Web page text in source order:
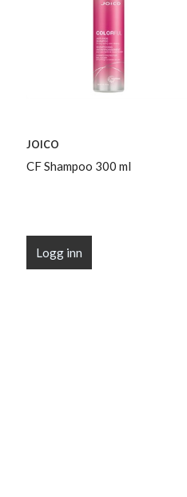
JOICO
CF Shampoo 300 ml
Logg inn